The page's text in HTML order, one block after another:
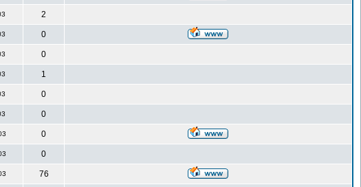
2
0
0
1
0
0
0
0
76